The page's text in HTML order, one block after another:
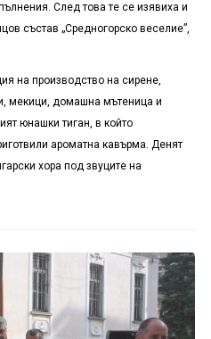
След това те се изявиха и
състав „Средногорско веселие”,
на производство на сирене,
мекици, домашна мътеница и
юнашки тиган, в който
ароматна кавърма. Денят
хора под звуците на